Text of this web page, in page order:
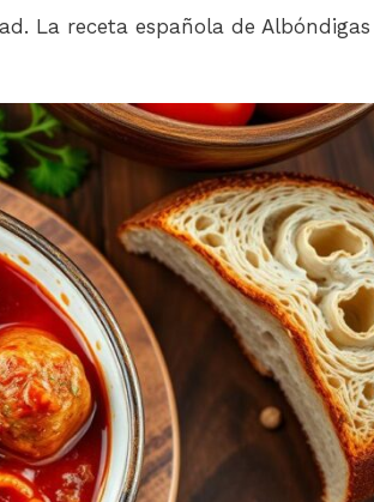
La receta española de Albóndigas